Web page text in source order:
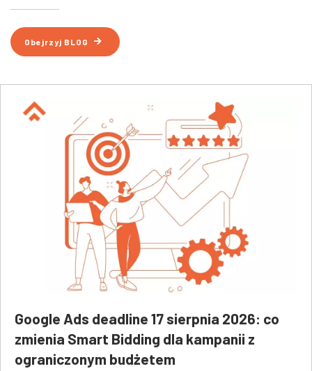
Obejrzyj BLOG
Google Ads deadline 17 sierpnia 2026: co
zmienia Smart Bidding dla kampanii z
ograniczonym budżetem